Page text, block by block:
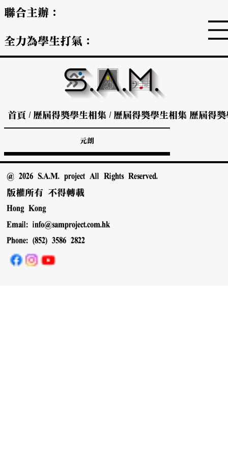
聯合主辦：
全力為學生打氣：
首頁 / 歷屆得獎學生相集 / 歷屆得獎學生相集 歷屆得
元朗
@ 2026 S.A.M. project All Rights Reserved.
版權所有 不得轉載
Hong Kong
Email: info@samproject.com.hk
Phone: (852) 3586 2822